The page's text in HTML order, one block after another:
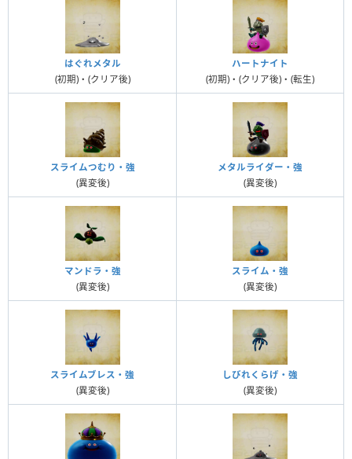
はぐれメタル
(初期)・(クリア後)
ハートナイト
(初期)・(クリア後)・(転生)
スライムつむり・強
(異変後)
メタルライダー・強
(異変後)
マンドラ・強
(異変後)
スライム・強
(異変後)
スライムブレス・強
(異変後)
しびれくらげ・強
(異変後)